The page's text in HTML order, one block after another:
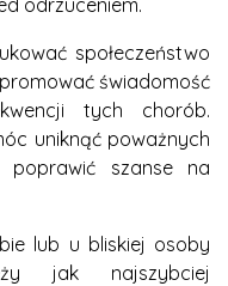
społeczeństwo
świadomość
tych chorób.
uniknąć poważnych
poprawić szanse na
lub u bliskiej osoby
jak najszybciej